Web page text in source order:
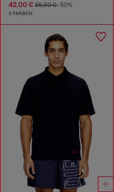
42,00 € 85,00 €-50%
2 FARBEN